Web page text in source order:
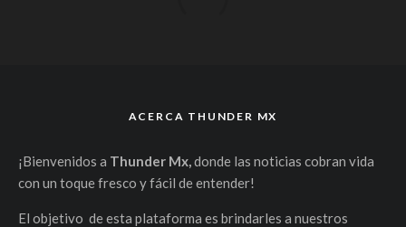
ACERCA THUNDER MX
¡Bienvenidos a Thunder Mx,donde las noticias cobran vida
con un toque fresco y fácil de entender!
El objetivo de esta plataforma es brindarles a nuestros